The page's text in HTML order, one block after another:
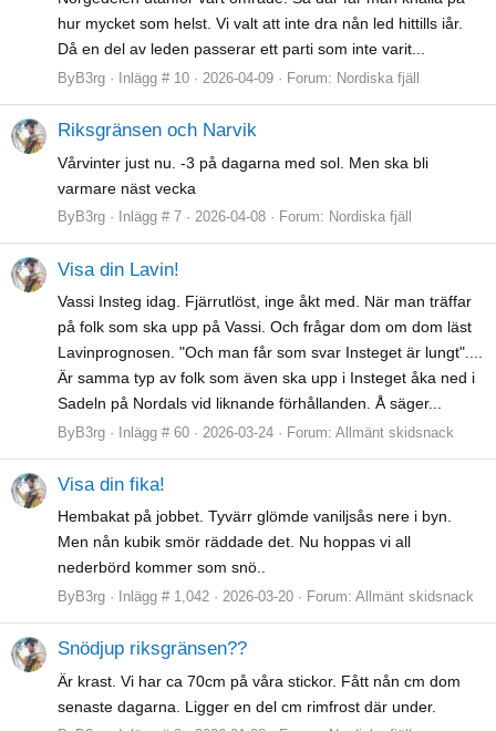
hur mycket som helst. Vi valt att inte dra nån led hittills iår.
Då en del av leden passerar ett parti som inte varit...
ByB3rg Inlägg # 10 2026-04-09 Forum: Nordiska fjäll
Riksgränsen och Narvik
Vårvinter just nu. -3 på dagarna med sol. Men ska bli
varmare näst vecka
ByB3rg Inlägg # 7 2026-04-08 Forum: Nordiska fjäll
Visa din Lavin!
Vassi Insteg idag. Fjärrutlöst, inge åkt med. När man träffar
på folk som ska upp på Vassi. Och frågar dom om dom läst
Lavinprognosen. "Och man får som svar Insteget är lungt"....
Är samma typ av folk som även ska upp i Insteget åka ned i
Sadeln på Nordals vid liknande förhållanden. Å säger...
ByB3rg Inlägg # 60 2026-03-24 Forum: Allmänt skidsnack
Visa din fika!
Hembakat på jobbet. Tyvärr glömde vaniljsås nere i byn.
Men nån kubik smör räddade det. Nu hoppas vi all
nederbörd kommer som snö..
ByB3rg Inlägg # 1,042 2026-03-20 Forum: Allmänt skidsnack
Snödjup riksgränsen??
Är krast. Vi har ca 70cm på våra stickor. Fått nån cm dom
senaste dagarna. Ligger en del cm rimfrost där under.